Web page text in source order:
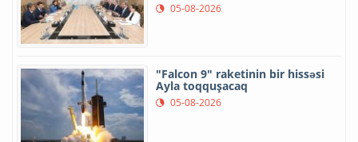
05-08-2026
"Falcon 9" raketinin bir hissəsi
Ayla toqquşacaq
05-08-2026